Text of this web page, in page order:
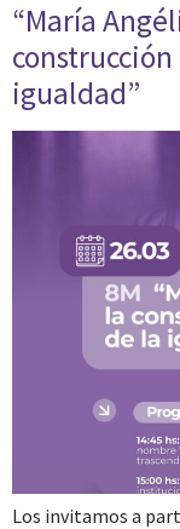
“María
igualdad”
Los invitamos a